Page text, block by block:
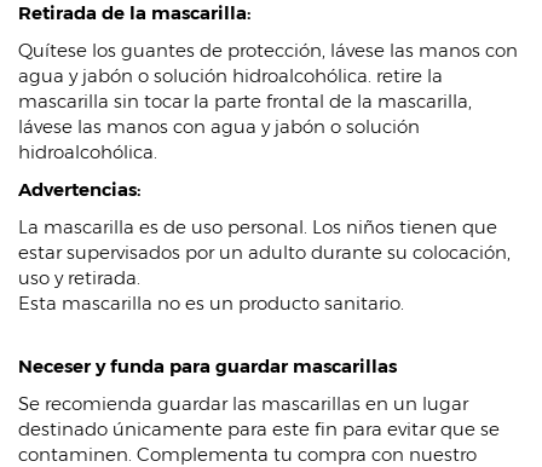
Retirada de la mascarilla:
Quítese los guantes de protección, lávese las manos con
agua y jabón o solución hidroalcohólica. retire la
mascarilla sin tocar la parte frontal de la mascarilla,
lávese las manos con agua y jabón o solución
hidroalcohólica.
Advertencias:
La mascarilla es de uso personal. Los niños tienen que
estar supervisados por un adulto durante su colocación,
uso y retirada.
Esta mascarilla no es un producto sanitario.
Neceser y funda para guardar mascarillas
Se recomienda guardar las mascarillas en un lugar
destinado únicamente para este fin para evitar que se
contaminen. Complementa tu compra con nuestro